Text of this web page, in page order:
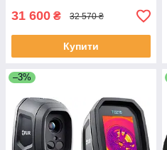
31 600 ₴ 32 570 ₴
Купити
–3%